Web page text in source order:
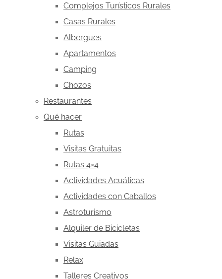
Complejos Turísticos Rurales
Casas Rurales
Albergues
Apartamentos
Camping
Chozos
Restaurantes
Qué hacer
Rutas
Visitas Gratuitas
Rutas 4×4
Actividades Acuáticas
Actividades con Caballos
Astroturismo
Alquiler de Bicicletas
Visitas Guiadas
Relax
Talleres Creativos